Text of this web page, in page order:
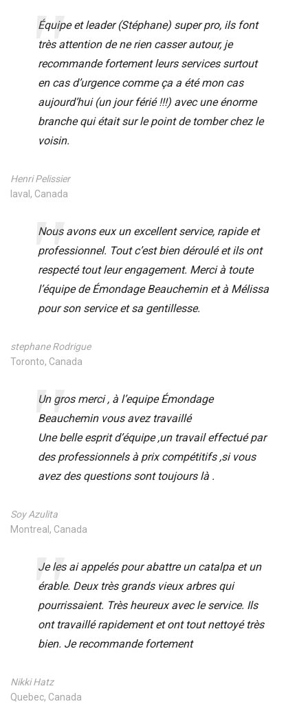
Équipe et leader (Stéphane) super pro, ils font
très attention de ne rien casser autour, je
recommande fortement leurs services surtout
en cas d’urgence comme ça a été mon cas
aujourd’hui (un jour férié !!!) avec une énorme
branche qui était sur le point de tomber chez le
voisin.
Henri Pelissier
laval, Canada
Nous avons eux un excellent service, rapide et
professionnel. Tout c’est bien déroulé et ils ont
respecté tout leur engagement. Merci à toute
l’équipe de Émondage Beauchemin et à Mélissa
pour son service et sa gentillesse.
stephane Rodrigue
Toronto, Canada
Un gros merci , à l’equipe Émondage
Beauchemin vous avez travaillé
Une belle esprit d’équipe ,un travail effectué par
des professionnels à prix compétitifs ,si vous
avez des questions sont toujours là .
Soy Azulita
Montreal, Canada
Je les ai appelés pour abattre un catalpa et un
érable. Deux très grands vieux arbres qui
pourrissaient. Très heureux avec le service. Ils
ont travaillé rapidement et ont tout nettoyé très
bien. Je recommande fortement
Nikki Hatz
Quebec, Canada